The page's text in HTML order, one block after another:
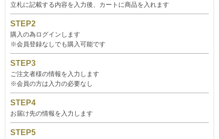
立札に記載する内容を入力後、カートに商品を入れます
購入の為ログインします
※会員登録なしでも購入可能です
ご注文者様の情報を入力します
※会員の方は入力の必要なし
お届け先の情報を入力します